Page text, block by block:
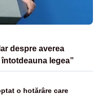
despre averea
legea”
o hotărâre care